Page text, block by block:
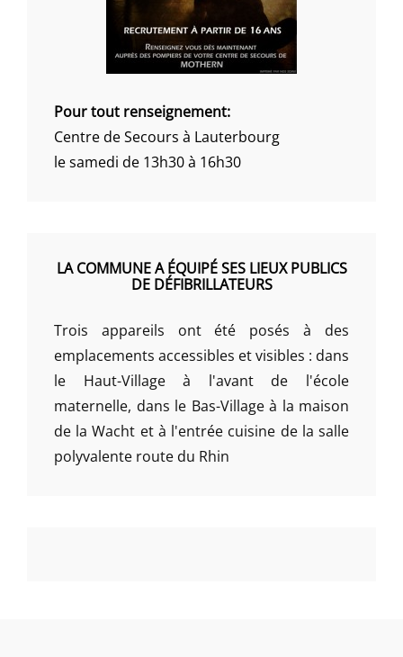
Pour tout renseignement:
Centre de Secours à Lauterbourg
le samedi de 13h30 à 16h30
LA COMMUNE A ÉQUIPÉ SES LIEUX PUBLICS
DE DÉFIBRILLATEURS
Trois appareils ont été posés à des
emplacements accessibles et visibles : dans
le Haut-Village à l'avant de l'école
maternelle, dans le Bas-Village à la maison
de la Wacht et à l'entrée cuisine de la salle
polyvalente route du Rhin